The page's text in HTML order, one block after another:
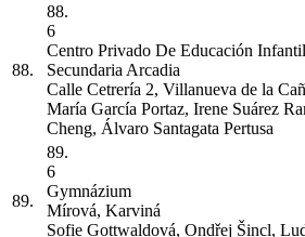
88.
88.
6
Centro Privado De Educación
Secundaria Arcadia
Calle Cetrería 2, Villanueva de la
María García Portaz, Irene Suárez
Cheng, Álvaro Santagata Pertusa
89.
89.
6
Gymnázium
Mírová, Karviná
Sofie Gottwaldová, Ondřej Šincl,